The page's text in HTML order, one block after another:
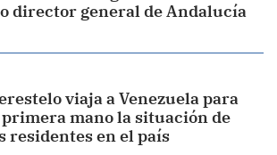
director general de Andalucía
viaja a Venezuela para
mano la situación de
residentes en el país